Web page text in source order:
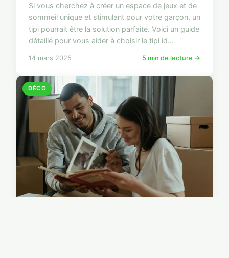
Si vous cherchez à créer un espace de jeux et de
sommeil unique et stimulant pour votre garçon, un
tipi pourrait être la solution parfaite. Voici un guide
détaillé pour vous aider à choisir le tipi id...
14 mars 2025 5 min de lecture →
DÉCO